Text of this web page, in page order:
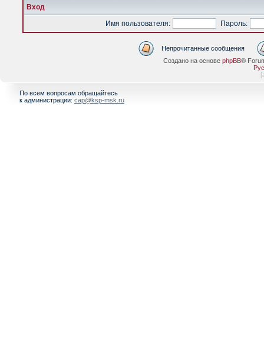
Вход
Имя пользователя:
Пароль:
Непрочитанные сообщения
Создано на основе phpBB®
[
По всем вопросам обращайтесь
к администрации: cap@ksp-msk.ru